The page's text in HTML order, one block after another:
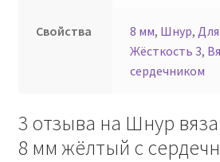
Свойства 8 мм, Шнур,
Жёсткость 3,
сердечником
3 отзыва на Шнур
8 мм жёлтый с